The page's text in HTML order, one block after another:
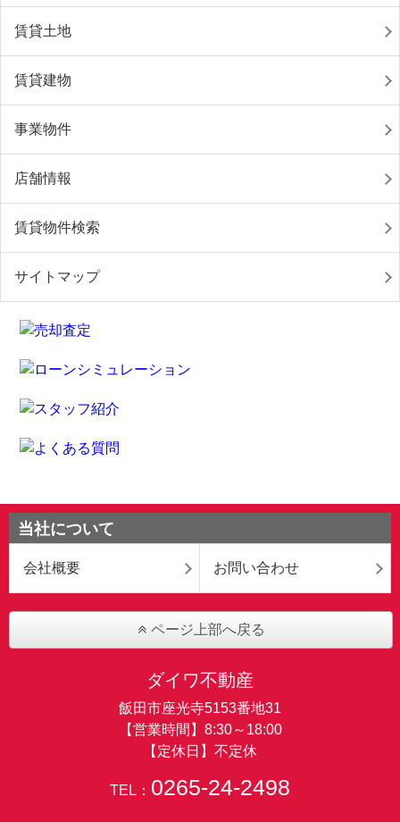
賃貸土地
賃貸建物
事業物件
店舗情報
賃貸物件検索
サイトマップ
当社について
会社概要 お問い合わせ
ページ上部へ戻る
ダイワ不動産
飯田市座光寺5153番地31
【営業時間】8:30～18:00
【定休日】不定休
TEL： 0265-24-2498